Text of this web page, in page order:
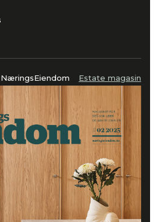
NæringsEiendom Estate magasin